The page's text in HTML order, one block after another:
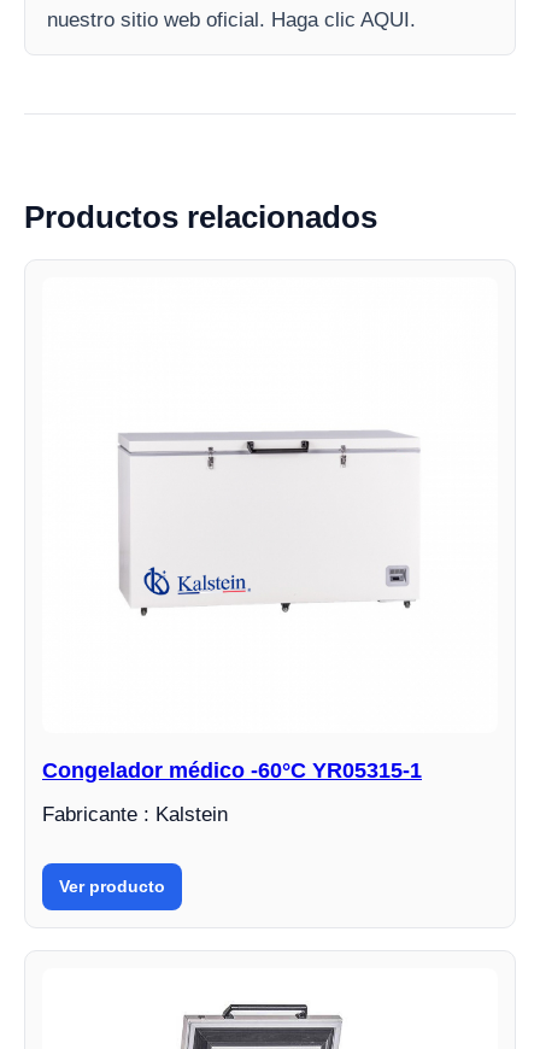
nuestro sitio web oficial. Haga clic AQUI.
Productos relacionados
Congelador médico -60°C YR05315-1
Fabricante : Kalstein
Ver producto